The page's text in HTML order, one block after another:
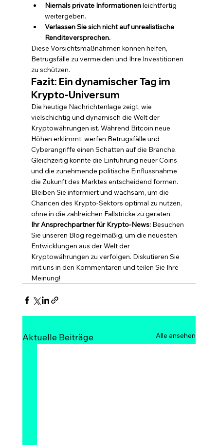
Niemals private Informationen leichtfertig
weitergeben.
Verlassen Sie sich nicht auf unrealistische
Renditeversprechen.
Diese Vorsichtsmaßnahmen können helfen,
Betrugsfälle zu vermeiden und Ihre Investitionen
zu schützen.
Fazit: Ein dynamischer Tag im
Krypto-Universum
Die heutige Nachrichtenlage zeigt, wie
vielschichtig und dynamisch die Welt der
Kryptowährungen ist. Während Bitcoin neue
Höhen erklimmt, werfen Betrugsfälle und
Cyberangriffe einen Schatten auf die Branche.
Gleichzeitig könnte die Einführung neuer Coins
und die zunehmende politische Einflussnahme
die Zukunft des Marktes entscheidend formen.
Bleiben Sie informiert und wachsam, um die
Chancen des Krypto-Sektors optimal zu nutzen,
ohne in die zahlreichen Fallstricke zu geraten.
Ihr Ansprechpartner für Krypto-News: Besuchen
Sie unseren Blog regelmäßig, um die neuesten
Entwicklungen aus der Welt der
Kryptowährungen zu verfolgen. Diskutieren Sie
mit uns in den Kommentaren und teilen Sie Ihre
Meinung!
Aktuelle Beiträge Alle ansehen